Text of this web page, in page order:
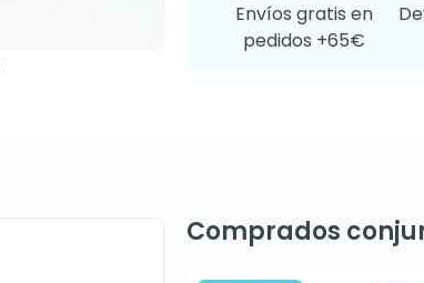
Envíos gratis en
pedidos +65€
Comprados